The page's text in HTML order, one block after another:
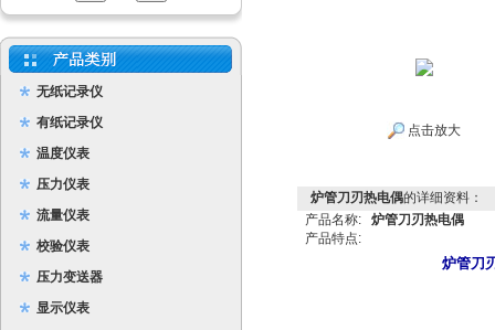
无纸记录仪
有纸记录仪
温度仪表
压力仪表
流量仪表
校验仪表
压力变送器
显示仪表
点击放大
炉管刀刃热电偶的详细资料：
产品名称:
炉管刀刃热电偶
产品特点:
炉管刀